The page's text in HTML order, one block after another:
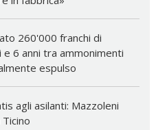
260'000 franchi di
6 anni tra ammonimenti
espulso
agli asilanti: Mazzoleni